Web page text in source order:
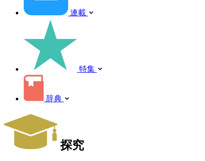
連載
特集
辞典
探究